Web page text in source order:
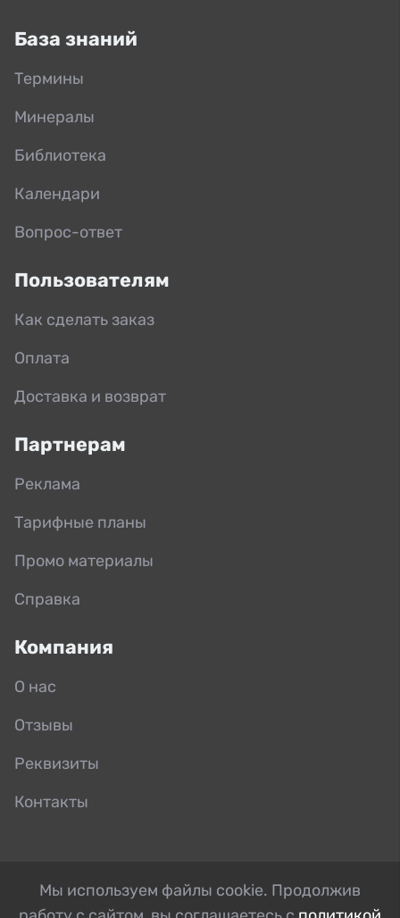
База знаний
Термины
Минералы
Библиотека
Календари
Вопрос-ответ
Пользователям
Как сделать заказ
Оплата
Доставка и возврат
Партнерам
Реклама
Тарифные планы
Промо материалы
Справка
Компания
О нас
Отзывы
Реквизиты
Контакты
Мы используем файлы cookie. Продолжив